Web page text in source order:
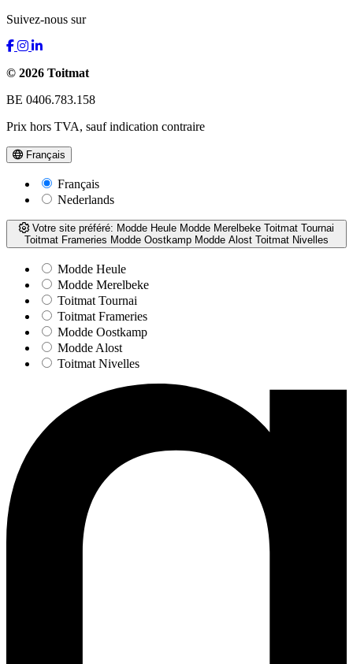
Suivez-nous sur
© 2026 Toitmat
BE 0406.783.158
Prix hors TVA, sauf indication contraire
Français
Français
Nederlands
Votre site préféré: Modde Heule Modde Merelbeke Toitmat Tournai
Toitmat Frameries Modde Oostkamp Modde Alost Toitmat Nivelles
Modde Heule
Modde Merelbeke
Toitmat Tournai
Toitmat Frameries
Modde Oostkamp
Modde Alost
Toitmat Nivelles